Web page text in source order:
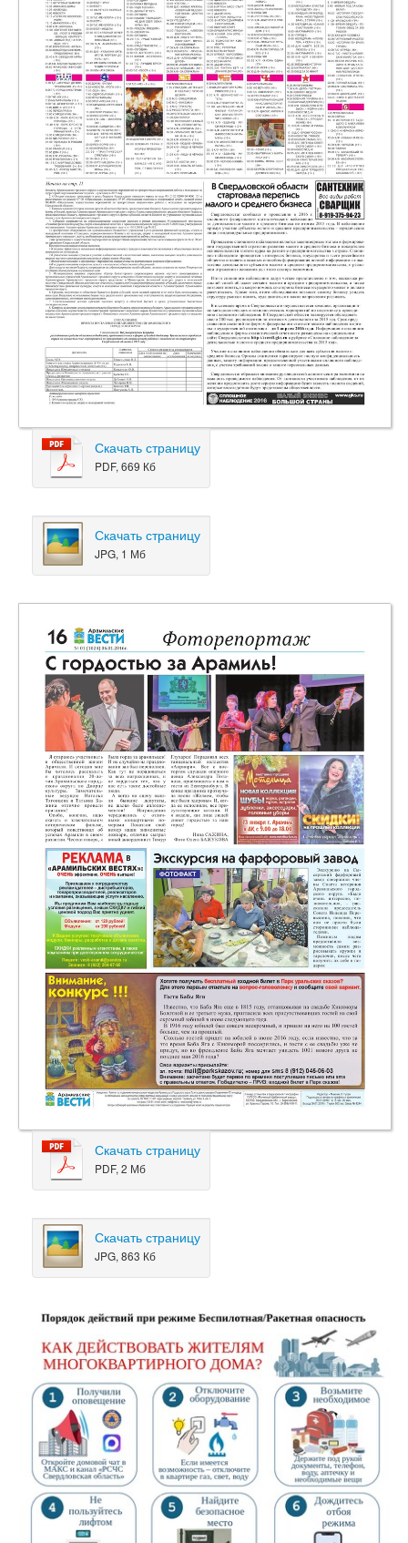
Скачать страницу
PDF, 669 Кб
Скачать страницу
JPG, 1 Мб
Скачать страницу
PDF, 2 Мб
Скачать страницу
JPG, 863 Кб